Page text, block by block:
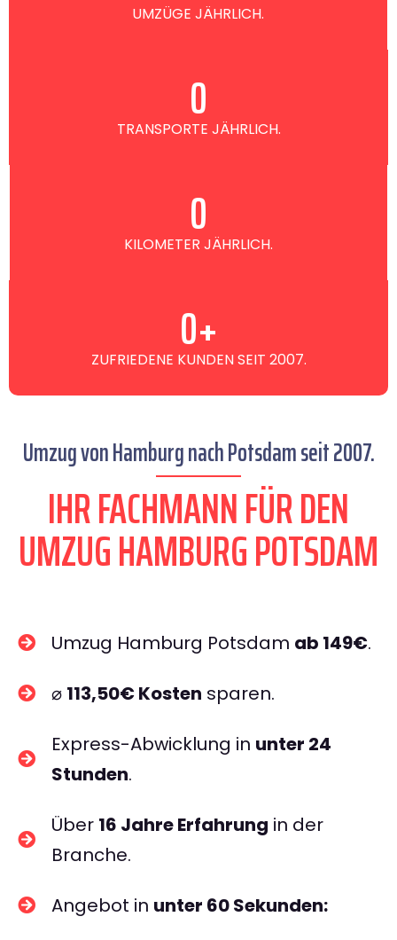
UMZÜGE JÄHRLICH.
TRANSPORTE JÄHRLICH.
0
KILOMETER JÄHRLICH.
0
ZUFRIEDENE KUNDEN SEIT 2007.
0+
Umzug von Hamburg nach Potsdam seit 2007.
IHR FACHMANN FÜR DEN
UMZUG HAMBURG POTSDAM
Umzug Hamburg Potsdam ab 149€.
⌀ 113,50€ Kosten sparen.
Express-Abwicklung in unter 24
Stunden.
Über 16 Jahre Erfahrung in der
Branche.
Angebot in unter 60 Sekunden: